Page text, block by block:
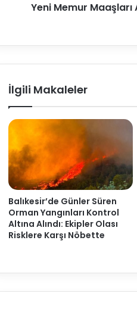
Yeni Memur Maaşları
İlgili Makaleler
Balıkesir’de Günler Süren
Orman Yangınları Kontrol
Altına Alındı: Ekipler Olası
Risklere Karşı Nöbette